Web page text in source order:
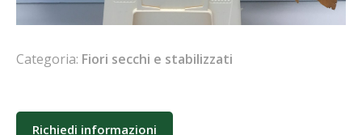
Categoria: Fiori secchi e stabilizzati
Richiedi informazioni